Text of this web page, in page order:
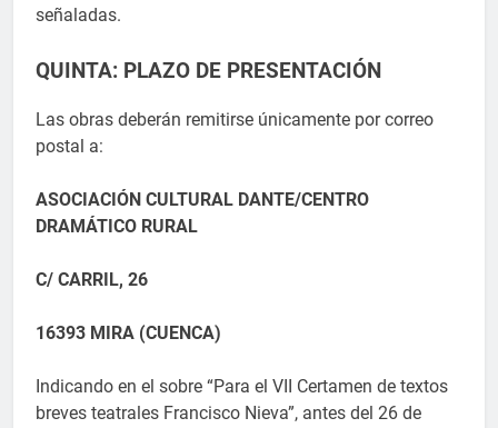
señaladas.
QUINTA: PLAZO DE PRESENTACIÓN
Las obras deberán remitirse únicamente por correo
postal a:
ASOCIACIÓN CULTURAL DANTE/CENTRO
DRAMÁTICO RURAL
C/ CARRIL, 26
16393 MIRA (CUENCA)
Indicando en el sobre “Para el VII Certamen de textos
breves teatrales Francisco Nieva”, antes del 26 de